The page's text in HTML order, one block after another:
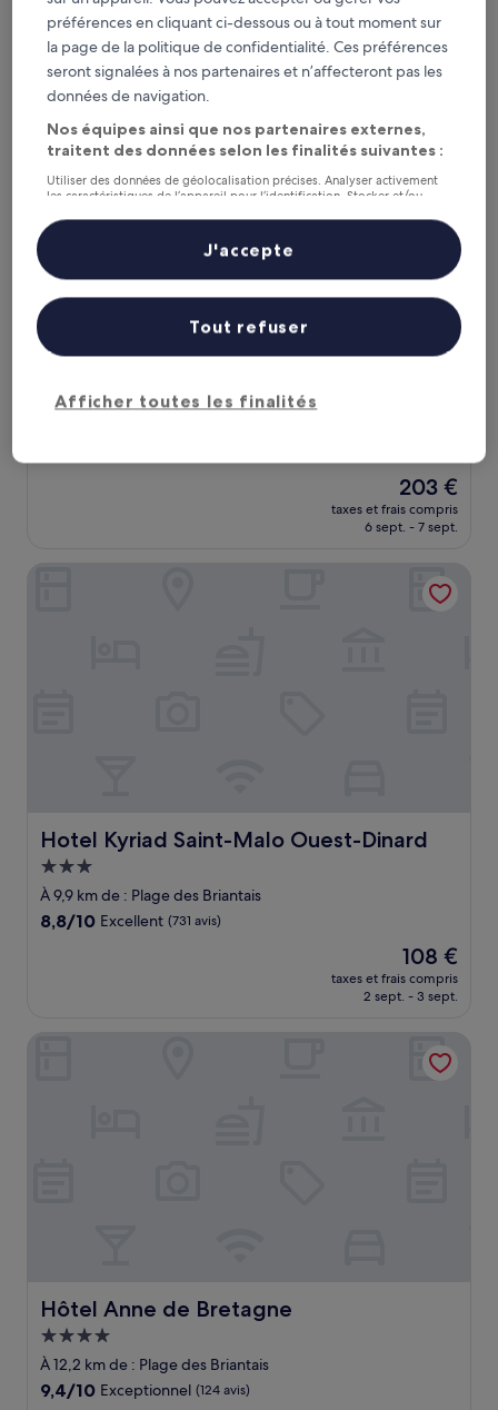
10,
Exceptionnel,
(36 avis)
Le
nouveau
prix
est
186 €
taxes et frais compris
10 août - 11 août
Hébergement
sur
Le
nouveau
prix
de
203 €
203 €
taxes et frais compris
6 sept. - 7 sept.
Hôtel Emeria Dinard Thalasso & Spa
Hotel Kyriad Saint-Malo Ouest-Dinard
Hotel Kyriad Saint-Malo Ouest-Dinard
Hébergement
3.0 étoiles
À 9,9 km de : Plage des Briantais
8.8
8,8/10 Excellent (731 avis)
Le
nouveau
prix
de
108 €
108 €
taxes et frais compris
2 sept. - 3 sept.
Hôtel Anne de Bretagne
Hôtel Anne de Bretagne
Hébergement
4.0 étoiles
À 12,2 km de : Plage des Briantais
9.4
9,4/10 Exceptionnel (124 avis)
préférences en cliquant ci-dessous ou à tout moment sur
la page de la politique de confidentialité. Ces préférences
seront signalées à nos partenaires et n’affecteront pas les
données de navigation.
Nos équipes ainsi que nos partenaires externes,
traitent des données selon les finalités suivantes :
Utiliser des données de géolocalisation précises. Analyser activement
les caractéristiques de l’appareil pour l’identification. Stocker et/ou
personnalisés, mesure de performance des publicités et du contenu,
études d’audience et développement de services.
Liste de nos partenaires (fournisseurs)
Afficher toutes les finalités
Tout refuser
J'accepte